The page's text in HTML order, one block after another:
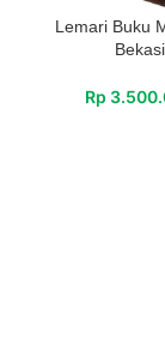
Lemari Buku
Bekasi
Rp